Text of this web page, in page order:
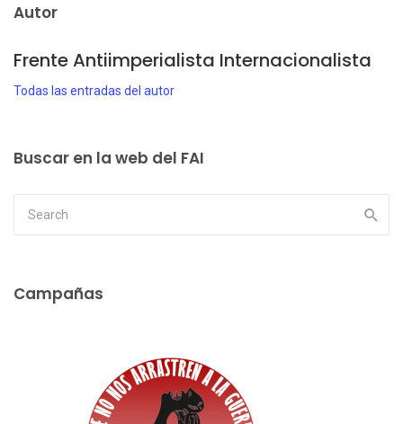
Autor
Frente Antiimperialista Internacionalista
Todas las entradas del autor
Buscar en la web del FAI
Campañas